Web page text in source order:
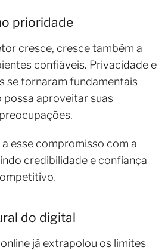
prioridade
cresce, cresce também a
confiáveis. Privacidade e
se tornaram fundamentais
possa aproveitar suas
a esse compromisso com a
credibilidade e confiança
do digital
já extrapolou os limites